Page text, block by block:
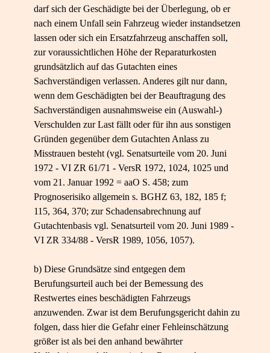
darf sich der Geschädigte bei der Überlegung, ob er
nach einem Unfall sein Fahrzeug wieder instandsetzen
lassen oder sich ein Ersatzfahrzeug anschaffen soll,
zur voraussichtlichen Höhe der Reparaturkosten
grundsätzlich auf das Gutachten eines
Sachverständigen verlassen. Anderes gilt nur dann,
wenn dem Geschädigten bei der Beauftragung des
Sachverständigen ausnahmsweise ein (Auswahl-​)
Verschulden zur Last fällt oder für ihn aus sonstigen
Gründen gegenüber dem Gutachten Anlass zu
Misstrauen besteht (vgl. Senatsurteile vom 20. Juni
1972 - VI ZR 61/71 - VersR 1972, 1024, 1025 und
vom 21. Januar 1992 = aaO S. 458; zum
Prognoserisiko allgemein s. BGHZ 63, 182, 185 f;
115, 364, 370; zur Schadensabrechnung auf
Gutachtenbasis vgl. Senatsurteil vom 20. Juni 1989 -
VI ZR 334/88 - VersR 1989, 1056, 1057).
b) Diese Grundsätze sind entgegen dem
Berufungsurteil auch bei der Bemessung des
Restwertes eines beschädigten Fahrzeugs
anzuwenden. Zwar ist dem Berufungsgericht dahin zu
folgen, dass hier die Gefahr einer Fehleinschätzung
größer ist als bei den anhand bewährter